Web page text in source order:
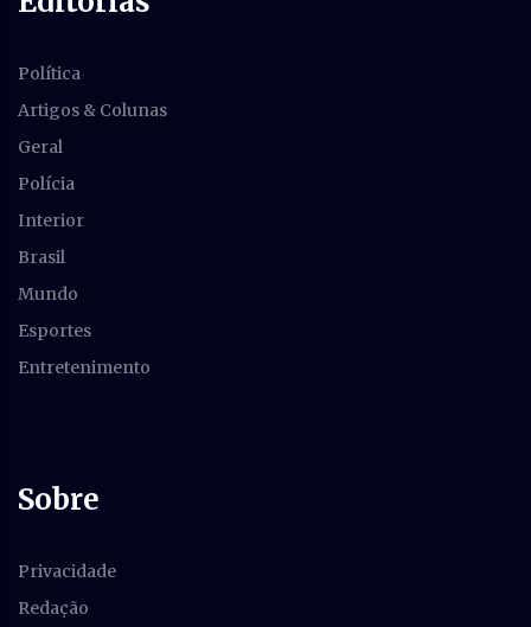
Política
Artigos & Colunas
Geral
Polícia
Interior
Brasil
Mundo
Esportes
Entretenimento
Sobre
Privacidade
Redação